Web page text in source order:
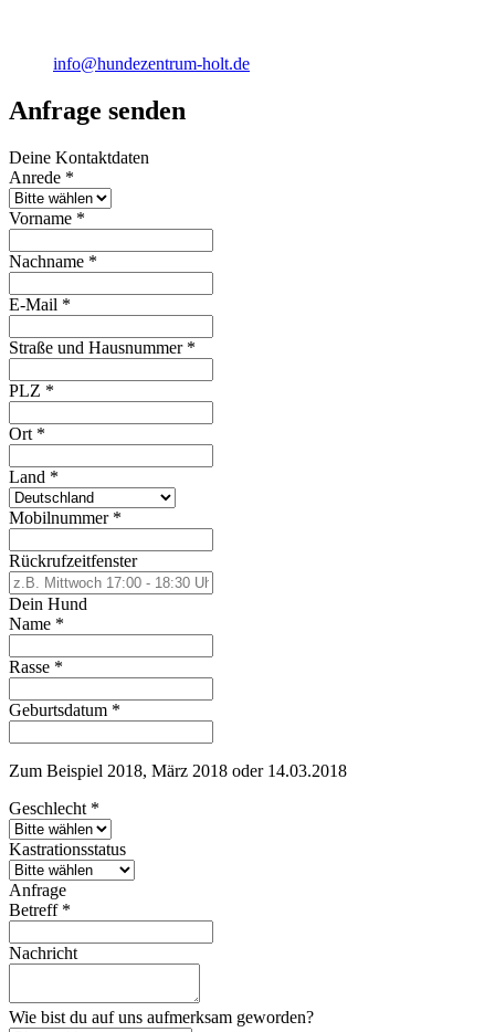
info@hundezentrum-holt.de
Anfrage senden
Deine Kontaktdaten
Anrede *
Vorname *
Nachname *
E-Mail *
Straße und Hausnummer *
PLZ *
Ort *
Land *
Mobilnummer *
Rückrufzeitfenster
Dein Hund
Name *
Rasse *
Geburtsdatum *
Zum Beispiel 2018, März 2018 oder 14.03.2018
Geschlecht *
Kastrationsstatus
Anfrage
Betreff *
Nachricht
Wie bist du auf uns aufmerksam geworden?